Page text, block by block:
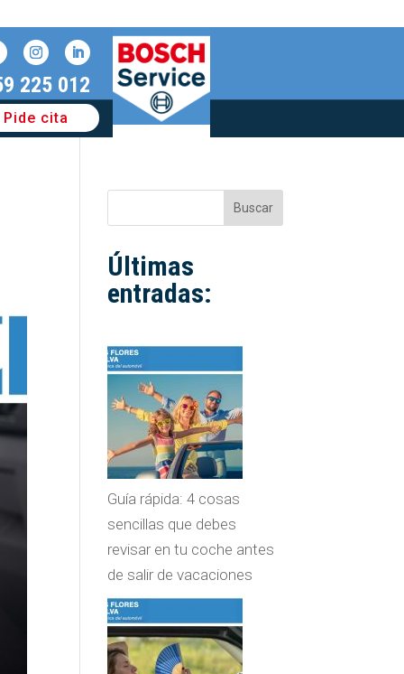
225 012
Pide cita
Buscar
Últimas
entradas:
Guía rápida: 4 cosas
sencillas que debes
revisar en tu coche antes
de salir de vacaciones